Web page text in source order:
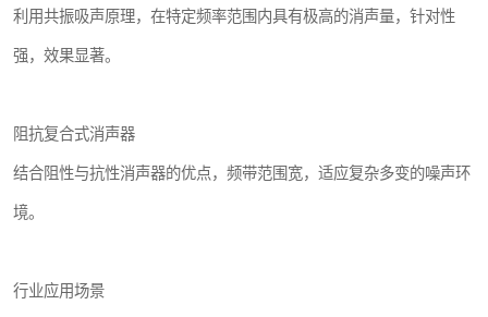
利用共振吸声原理，在特定频率范围内具有极高的消声量，针对性
强，效果显著。
阻抗复合式消声器
结合阻性与抗性消声器的优点，频带范围宽，适应复杂多变的噪声环
境。
行业应用场景